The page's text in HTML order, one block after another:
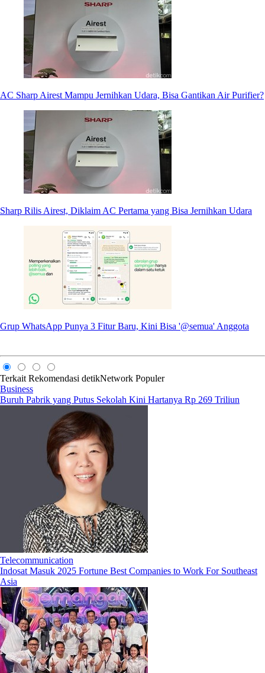
AC Sharp Airest Mampu Jernihkan Udara, Bisa Gantikan Air Purifier?
Sharp Rilis Airest, Diklaim AC Pertama yang Bisa Jernihkan Udara
Grup WhatsApp Punya 3 Fitur Baru, Kini Bisa '@semua' Anggota
Terkait Rekomendasi detikNetwork Populer
Business
Buruh Pabrik yang Putus Sekolah Kini Hartanya Rp 269 Triliun
Telecommunication
Indosat Masuk 2025 Fortune Best Companies to Work For Southeast
Asia